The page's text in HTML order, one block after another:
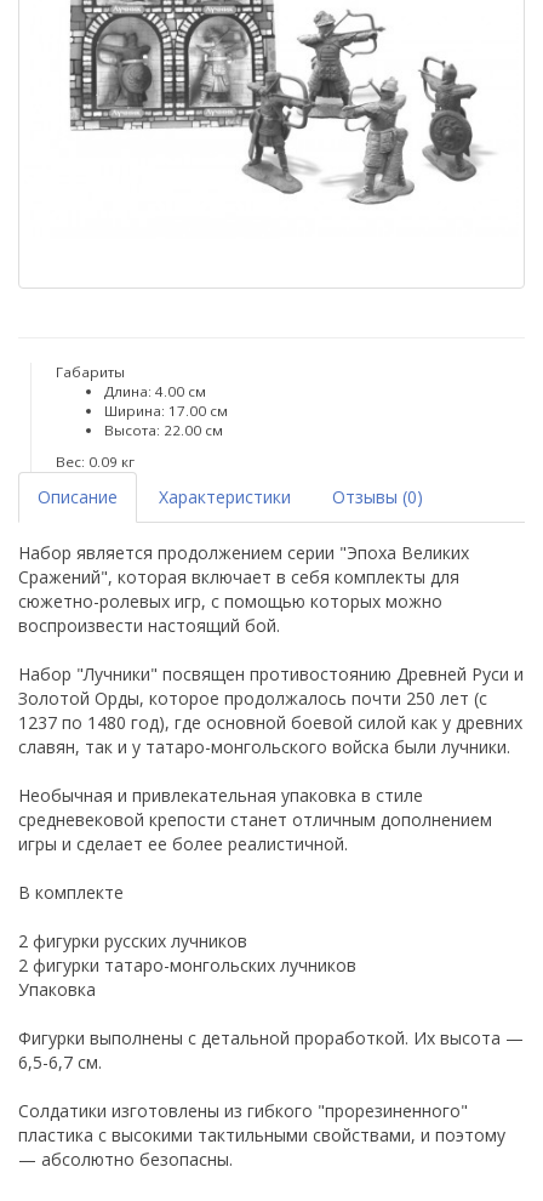
Габариты
Длина: 4.00 см
Ширина: 17.00 см
Высота: 22.00 см
Вес: 0.09 кг
Описание Характеристики Отзывы (0)
Набор является продолжением серии "Эпоха Великих
Сражений", которая включает в себя комплекты для
сюжетно-ролевых игр, с помощью которых можно
воспроизвести настоящий бой.
Набор "Лучники" посвящен противостоянию Древней Руси и
Золотой Орды, которое продолжалось почти 250 лет (с
1237 по 1480 год), где основной боевой силой как у древних
славян, так и у татаро-монгольского войска были лучники.
Необычная и привлекательная упаковка в стиле
средневековой крепости станет отличным дополнением
игры и сделает ее более реалистичной.
В комплекте
2 фигурки русских лучников
2 фигурки татаро-монгольских лучников
Упаковка
Фигурки выполнены с детальной проработкой. Их высота —
6,5-6,7 см.
Солдатики изготовлены из гибкого "прорезиненного"
пластика с высокими тактильными свойствами, и поэтому
— абсолютно безопасны.